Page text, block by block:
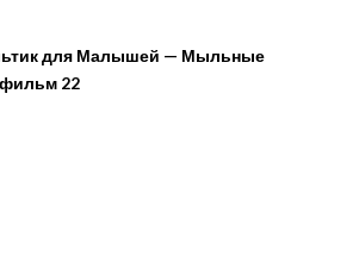
для Малышей — Мыльные
22